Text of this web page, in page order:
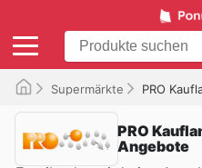
Supermärkte PRO
PRO
Angebote